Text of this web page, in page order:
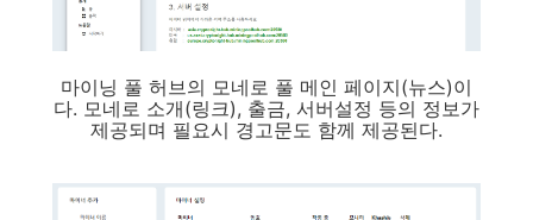
마이닝 풀 허브의 모네로 풀 메인 페이지(뉴스)이
다. 모네로 소개(링크), 출금, 서버설정 등의 정보가
제공되며 필요시 경고문도 함께 제공된다.